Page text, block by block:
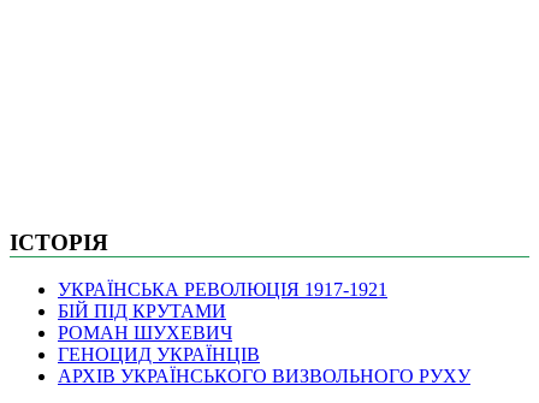
ІСТОРІЯ
УКРАЇНСЬКА РЕВОЛЮЦІЯ 1917-1921
БІЙ ПІД КРУТАМИ
РОМАН ШУХЕВИЧ
ГЕНОЦИД УКРАЇНЦІВ
АРХІВ УКРАЇНСЬКОГО ВИЗВОЛЬНОГО РУХУ